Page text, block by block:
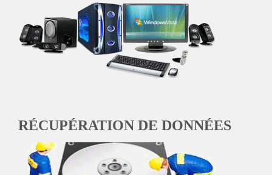
RÉCUPÉRATION DE DONNÉES